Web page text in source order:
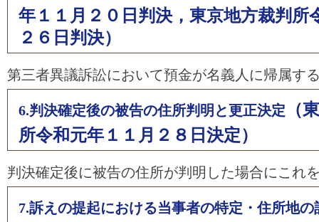
年１１月２０日判決，東京地方裁判所
２６日判決）
第三者異議訴訟において預金が名義人に帰属す
6.判決確定後の被告の住所判明と更正決定
（
所令和元年１１月２８日決定）
判決確定後に被告の住所が判明した場合にこれ
7.訴えの提起における当事者の特定・住所地